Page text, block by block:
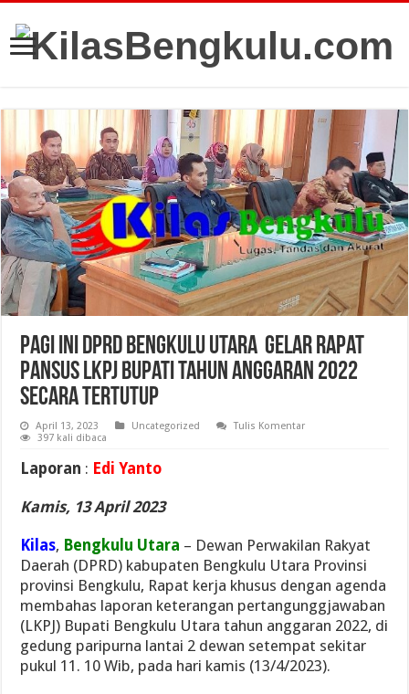
Pagi Ini DPRD Bengkulu Utara Gelar Rapat
Pansus LKPJ Bupati Tahun Anggaran 2022
Secara Tertutup
April 13, 2023 Uncategorized
Tulis Komentar
397 kali dibaca
Laporan : Edi Yanto
Kamis, 13 April 2023
Kilas, Bengkulu Utara – Dewan Perwakilan Rakyat
Daerah (DPRD) kabupaten Bengkulu Utara Provinsi
provinsi Bengkulu, Rapat kerja khusus dengan agenda
membahas laporan keterangan pertangunggjawaban
(LKPJ) Bupati Bengkulu Utara tahun anggaran 2022, di
gedung paripurna lantai 2 dewan setempat sekitar
pukul 11. 10 Wib, pada hari kamis (13/4/2023).